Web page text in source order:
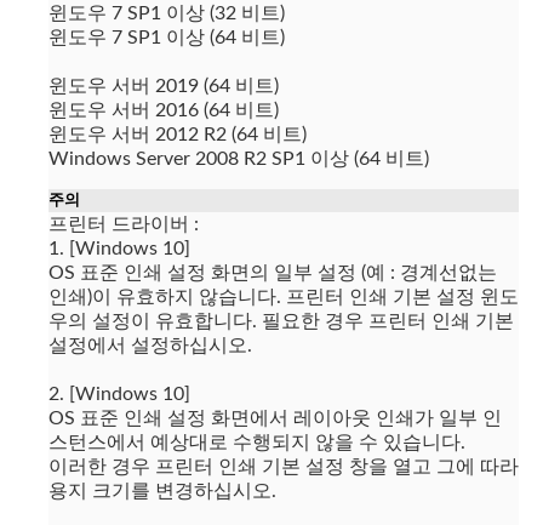
윈도우 7 SP1 이상 (32 비트)
윈도우 7 SP1 이상 (64 비트)
윈도우 서버 2019 (64 비트)
윈도우 서버 2016 (64 비트)
윈도우 서버 2012 R2 (64 비트)
Windows Server 2008 R2 SP1 이상 (64 비트)
주의
프린터 드라이버 :
1. [Windows 10]
OS 표준 인쇄 설정 화면의 일부 설정 (예 : 경계선없는
인쇄)이 유효하지 않습니다. 프린터 인쇄 기본 설정 윈도
우의 설정이 유효합니다. 필요한 경우 프린터 인쇄 기본
설정에서 설정하십시오.
2. [Windows 10]
OS 표준 인쇄 설정 화면에서 레이아웃 인쇄가 일부 인
스턴스에서 예상대로 수행되지 않을 수 있습니다.
이러한 경우 프린터 인쇄 기본 설정 창을 열고 그에 따라
용지 크기를 변경하십시오.